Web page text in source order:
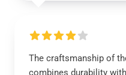
The craftsmanship of
combines durability